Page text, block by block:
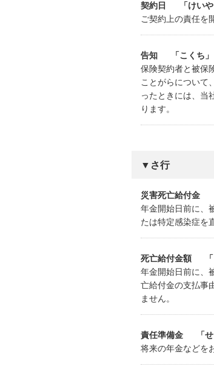
契約日
「けいや
ご契約上の責任を
告知
「こくち」
保険契約者と被保
ことがらについて
ったときには、当
ります。
▼さ行
災害死亡給付金
年金開始日前に、
たは特定感染症を
死亡給付金額
年金開始日前に、
亡給付金の支払事
ません。
責任準備金
「
将来の年金などを